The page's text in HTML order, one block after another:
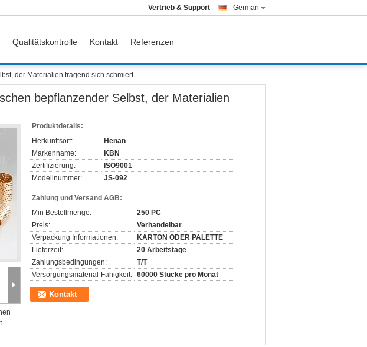
German
Vertrieb & Support
Qualitätskontrolle Kontakt Referenzen
der Materialien tragend sich schmiert
bepflanzender Selbst, der Materialien
Produktdetails:
Herkunftsort:
Henan
Markenname:
KBN
Zertifizierung:
ISO9001
Modellnummer:
JS-092
Zahlung und Versand AGB:
Min Bestellmenge:
250 PC
Preis:
Verhandelbar
Verpackung Informationen:
KARTON ODER PALETTE
Lieferzeit:
20 Arbeitstage
Zahlungsbedingungen:
T/T
Versorgungsmaterial-Fähigkeit: 60000 Stücke pro Monat
Kontakt